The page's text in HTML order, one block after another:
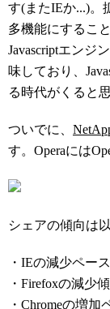
す(またIEか...)。
多機能にするこ
Javascriptエンジ
味しており、
る時代がくると
ついでに、
す。Operaには
シェアの傾向は
・IEの減少ペー
・Firefoxの減少
・Chromeの増